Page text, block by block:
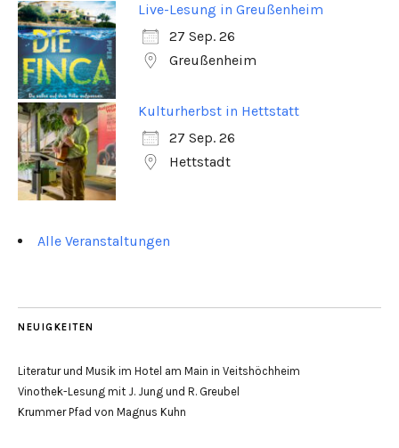
Live-Lesung in Greußenheim
27 Sep. 26
Greußenheim
Kulturherbst in Hettstatt
27 Sep. 26
Hettstadt
Alle Veranstaltungen
NEUIGKEITEN
Literatur und Musik im Hotel am Main in Veitshöchheim
Vinothek-Lesung mit J. Jung und R. Greubel
Krummer Pfad von Magnus Kuhn